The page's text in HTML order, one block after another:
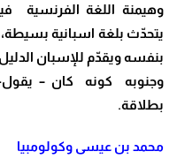
وهيمنة اللغة الفرنسية
يتحدّث بلغة اسبانية
بنفسه ويقدّم للإسبان
وجنوبه كونه كان – يقول-
بطلاقة.
محمد بن عيسى وكولومبيا